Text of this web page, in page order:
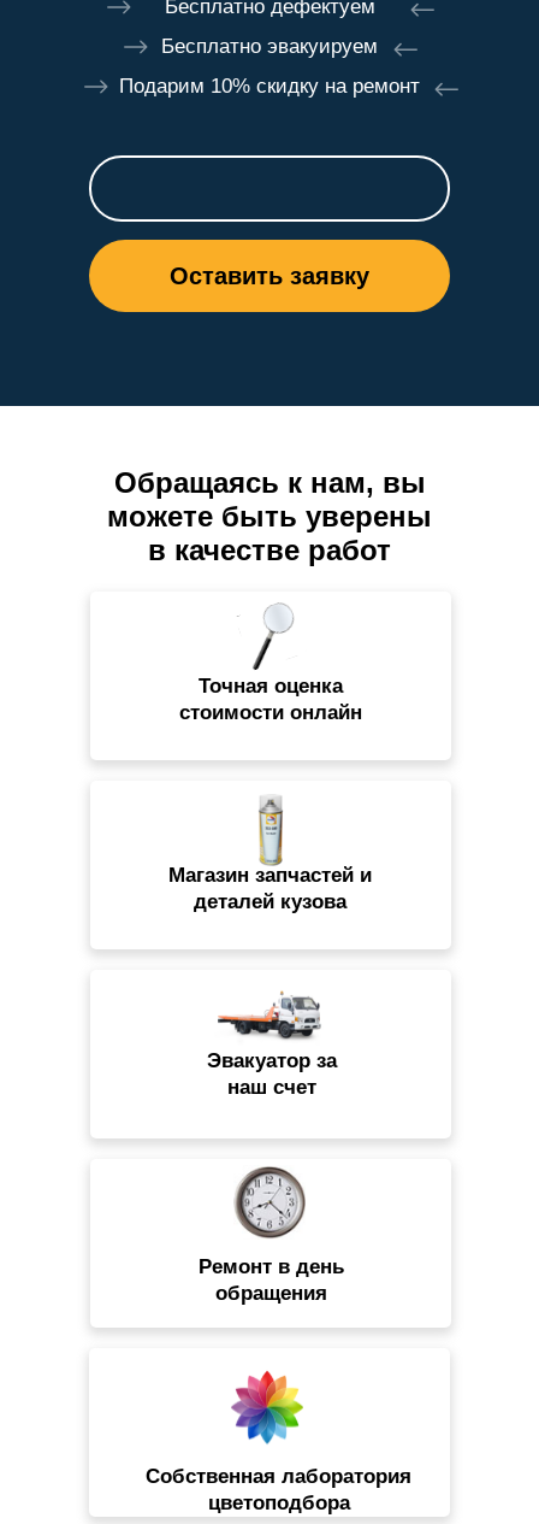
Бесплатно дефектуем
Бесплатно эвакуируем
Подарим 10% скидку на ремонт
Оставить заявку
Обращаясь к нам, вы
можете быть уверены
в качестве работ
Точная оценка
стоимости онлайн
Ремонт в день
обращения
Эвакуатор за
наш счет
Магазин запчастей и
деталей кузова
Собственная лаборатория
цветоподбора